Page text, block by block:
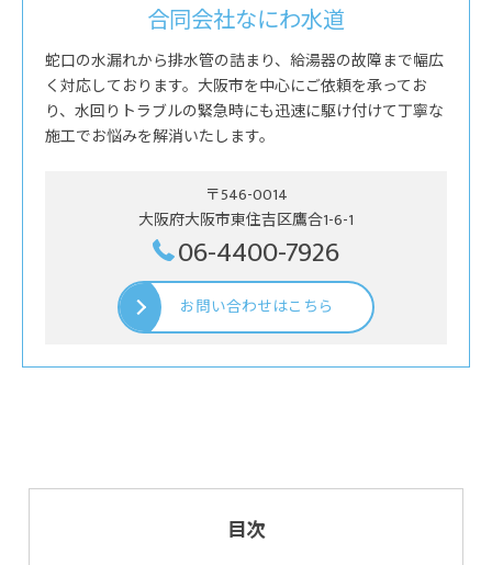
合同会社なにわ水道
蛇口の水漏れから排水管の詰まり、給湯器の故障まで幅広
く対応しております。大阪市を中心にご依頼を承ってお
り、水回りトラブルの緊急時にも迅速に駆け付けて丁寧な
施工でお悩みを解消いたします。
〒546-0014
大阪府大阪市東住吉区鷹合1-6-1
06-4400-7926
お問い合わせはこちら
目次